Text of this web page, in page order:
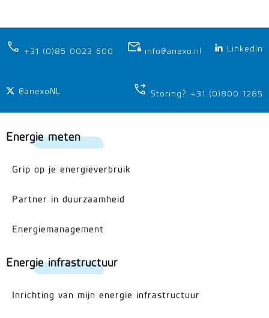
+31 (0)85 0023 600 info@anexo.nl Linkedin
@anexoNL Storing? +31 (0)800 1285
Energie meten
Grip op je energieverbruik
Partner in duurzaamheid
Energiemanagement
Energie infrastructuur
Inrichting van mijn energie infrastructuur